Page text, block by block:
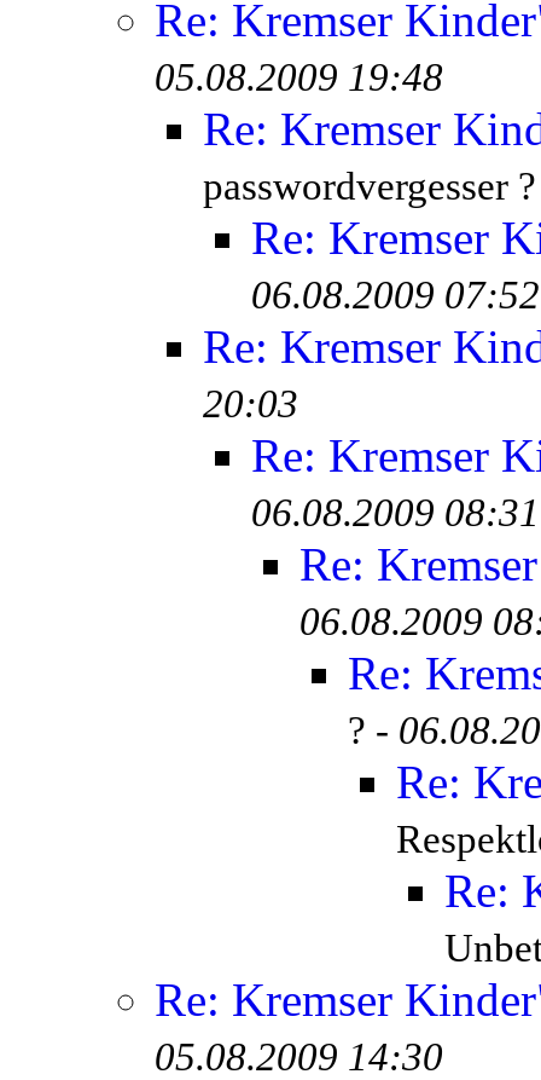
Re: Kremser
05.08.2009 19:48
Re: Kremser
passwordvergesser
Re: Kremser
06.08.2009 07:52
Re: Kremser
20:03
Re: Kremser
06.08.2009 08:31
Re:
06.08.2009
Re:
? -
Re:
Re:
Re: Kremser
05.08.2009 14:30